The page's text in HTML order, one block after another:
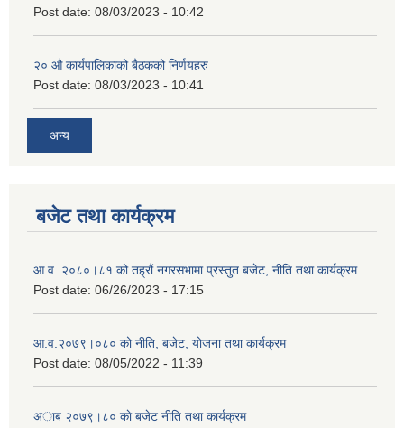
Post date: 08/03/2023 - 10:42
२‍० औ कार्यपालिकाको बैठकको निर्णयहरु
Post date: 08/03/2023 - 10:41
अन्य
बजेट तथा कार्यक्रम
आ.व. २०८०।८१ को तह्रौं नगरसभामा प्रस्तुत बजेट, नीति तथा कार्यक्रम
Post date: 06/26/2023 - 17:15
आ.व.२०७९।०८० को नीति, बजेट, योजना तथा कार्यक्रम
Post date: 08/05/2022 - 11:39
अाब २०७९।८० काे बजेट नीति तथा कार्यक्रम